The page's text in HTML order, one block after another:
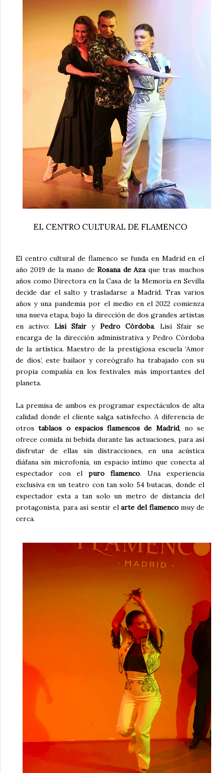
EL CENTRO CULTURAL DE FLAMENCO
El centro cultural de flamenco se funda en Madrid en el
año 2019 de la mano deRosana de Azaque tras muchos
años como Directora en la Casa de la Memoria en Sevilla
decide dar el salto y trasladarse a Madrid. Tras varios
años y una pandemia por el medio en el 2022 comienza
una nueva etapa, bajo la dirección de dos grandes artistas
en activo:Lisi Sfair y Pedro Córdoba. Lisi Sfair se
encarga de la dirección administrativa y Pedro Córdoba
de la artística. Maestro de la prestigiosa escuela ‘Amor
de dios’, este bailaor y coreógrafo ha trabajado con su
propia compañía en los festivales más importantes del
planeta.
La premisa de ambos es programar espectáculos de alta
calidad donde el cliente salga satisfecho. A diferencia de
otrostablaos o espacios flamencos de Madrid, no se
ofrece comida ni bebida durante las actuaciones, para así
disfrutar de ellas sin distracciones, en una acústica
diáfana sin microfonía, un espacio íntimo que conecta al
espectador con el puro flamenco. Una experiencia
exclusiva en un teatro con tan solo 54 butacas, donde el
espectador esta a tan solo un metro de distancia del
protagonista, para así sentir elarte del flamencomuy de
cerca.